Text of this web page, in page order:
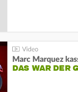
DAS WAR DER